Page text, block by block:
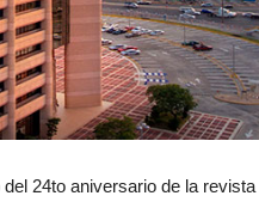
24to aniversario de la